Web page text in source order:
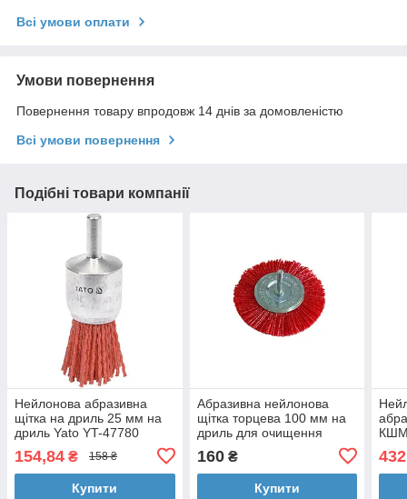
Всі умови оплати
Умови повернення
Повернення товару впродовж 14 днів за домовленістю
Всі умови повернення
Подібні товари компанії
Нейлонова абразивна
щітка на дриль 25 мм на
дриль Yato YT-47780
154,84 ₴ 158 ₴
Купити
Абразивна нейлонова
щітка торцева 100 мм на
дриль для очищення
160₴
Купити
КШМ